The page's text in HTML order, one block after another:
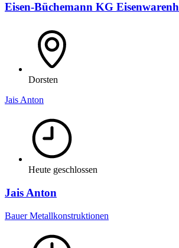
Eisen-Büchemann KG
Dorsten
Jais Anton
Heute geschlossen
Jais Anton
Bauer Metallkonstruktionen